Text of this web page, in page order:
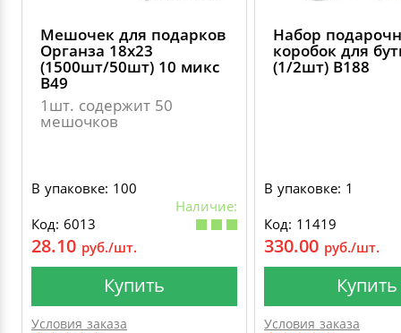
Мешочек для подарков
Органза 18х23
(1500шт/50шт) 10 микс
B49
1шт. содержит 50
мешочков
В упаковке: 100
Наличие:
Код: 6013
28.10 руб./шт.
Купить
Условия заказа
Набор
коробок для
(1/2шт) В188
В упаковке: 1
Код: 11419
330.00 руб./шт.
Купить
Условия заказа